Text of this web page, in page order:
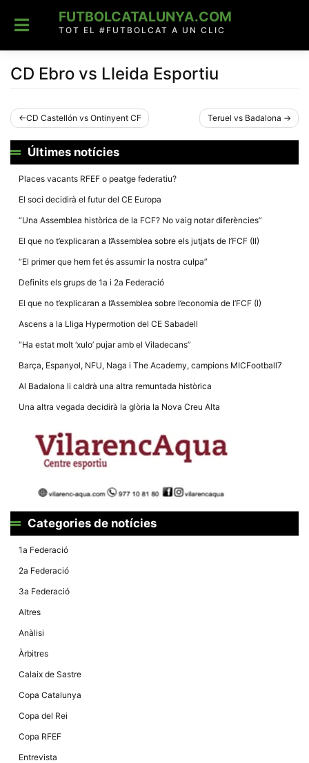
content
FUTBOLCATALUNYA.COM
TOT EL #FUTBOLCAT A UN CLIC
CD Ebro vs Lleida Esportiu
Navegació
d'entrades
CD Castellón vs Ontinyent CF Teruel vs Badalona
Últimes notícies
Places vacants RFEF o peatge federatiu?
El soci decidirà el futur del CE Europa
“Una Assemblea històrica de la FCF? No vaig notar diferències”
El que no t’explicaran a l’Assemblea sobre els jutjats de l’FCF (II)
“El primer que hem fet és assumir la nostra culpa”
Definits els grups de 1a i 2a Federació
El que no t’explicaran a l’Assemblea sobre l’economia de l’FCF (I)
Ascens a la Lliga Hypermotion del CE Sabadell
“Ha estat molt ‘xulo’ pujar amb el Viladecans”
Barça, Espanyol, NFU, Naga i The Academy, campions MICFootball7
Al Badalona li caldrà una altra remuntada històrica
Una altra vegada decidirà la glòria la Nova Creu Alta
Categories de notícies
1a Federació
2a Federació
3a Federació
Altres
Anàlisi
Àrbitres
Calaix de Sastre
Copa Catalunya
Copa del Rei
Copa RFEF
Entrevista
Necessàries
Aquestes
són
necessàries
per al
tècnic de la
web.